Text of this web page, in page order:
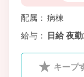
配属
病棟
給与
日給 夜
キープ